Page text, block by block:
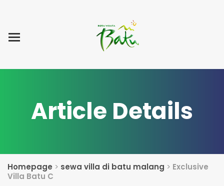
Blog Post
Article Details
Homepage > sewa villa di batu malang > Exclusive
Villa Batu C